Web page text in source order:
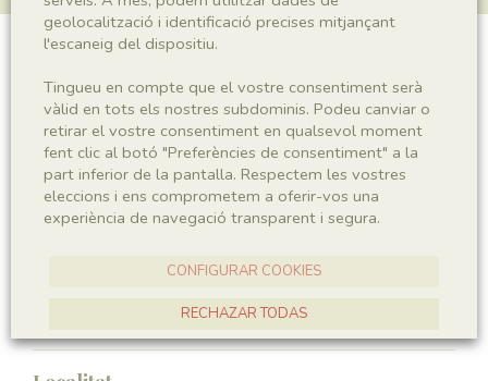
Copròlit
Sigla
IEI-1943
geolocalització i identificació precises mitjançant
l'escaneig del dispositiu.
Tingueu en compte que el vostre consentiment serà
vàlid en tots els nostres subdominis. Podeu canviar o
retirar el vostre consentiment en qualsevol moment
fent clic al botó "Preferències de consentiment" a la
part inferior de la pantalla. Respectem les vostres
eleccions i ens comprometem a oferir-vos una
experiència de navegació transparent i segura.
CONFIGURAR COOKIES
RECHAZAR TODAS
ACCEPTAR TOTES